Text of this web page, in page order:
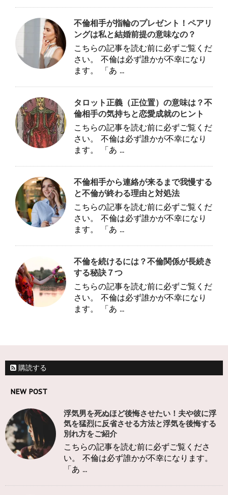
不倫相手が指輪のプレゼント！ペアリ
ングは私と結婚前提の意味なの？
こちらの記事を読む前に必ずご覧くだ
さい。 不倫は必ず誰かが不幸になり
ます。 「あ ...
タロット正義（正位置）の意味は？不
倫相手の気持ちと恋愛成就のヒント
こちらの記事を読む前に必ずご覧くだ
さい。 不倫は必ず誰かが不幸になり
ます。 「あ ...
不倫相手から連絡が来るまで我慢する
と不倫が終わる理由と対処法
こちらの記事を読む前に必ずご覧くだ
さい。 不倫は必ず誰かが不幸になり
ます。 「あ ...
不倫を続けるには？不倫関係が長続き
する秘訣７つ
こちらの記事を読む前に必ずご覧くだ
さい。 不倫は必ず誰かが不幸になり
ます。 「あ ...
購読する
NEW POST
浮気男を死ぬほど後悔させたい！夫や彼に浮
気を猛烈に反省させる方法と浮気を後悔する
別れ方をご紹介
こちらの記事を読む前に必ずご覧くださ
い。 不倫は必ず誰かが不幸になります。
「あ ...